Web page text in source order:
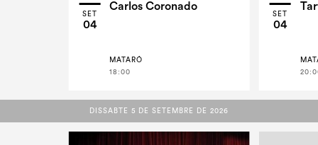
SET
04
Carlos Coronado
MATARÓ
18:00
SET
04
DISSABTE 5 DE SETEMBRE DE 2026
DISSABTE 5 DE SETEMBRE DE 2026